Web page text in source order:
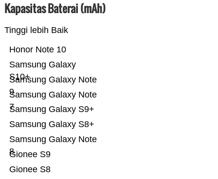
Kapasitas Baterai (mAh)
Tinggi lebih Baik
Gionee S8
Gionee S9
Samsung Galaxy Note
8
Samsung Galaxy S8+
Samsung Galaxy S9+
Samsung Galaxy Note
7
Samsung Galaxy Note
9
Samsung Galaxy
S10+
Honor Note 10